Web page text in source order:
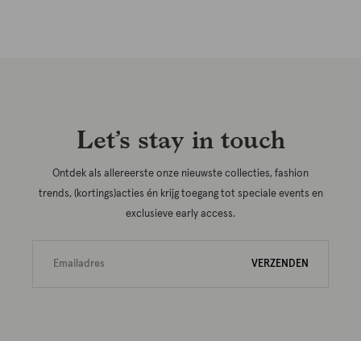
Let’s stay in touch
Ontdek als allereerste onze nieuwste collecties, fashion
trends, (kortings)acties én krijg toegang tot speciale events en
exclusieve early access.
VERZENDEN